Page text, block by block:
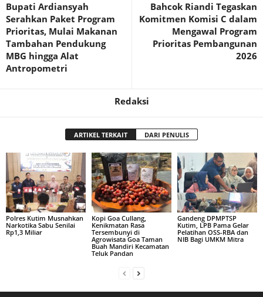
Bupati Ardiansyah
Serahkan Paket Program
Prioritas, Mulai Makanan
Tambahan Pendukung
MBG hingga Alat
Antropometri
Bahcok Riandi Tegaskan
Komitmen Komisi C dalam
Mengawal Program
Prioritas Pembangunan
2026
Redaksi
ARTIKEL TERKAIT DARI PENULIS
Polres Kutim Musnahkan
Narkotika Sabu Senilai
Rp1,3 Miliar
Kopi Goa Cullang,
Kenikmatan Rasa
Tersembunyi di
Agrowisata Goa Taman
Buah Mandiri Kecamatan
Teluk Pandan
Gandeng DPMPTSP
Kutim, LPB Pama Gelar
Pelatihan OSS-RBA dan
NIB Bagi UMKM Mitra